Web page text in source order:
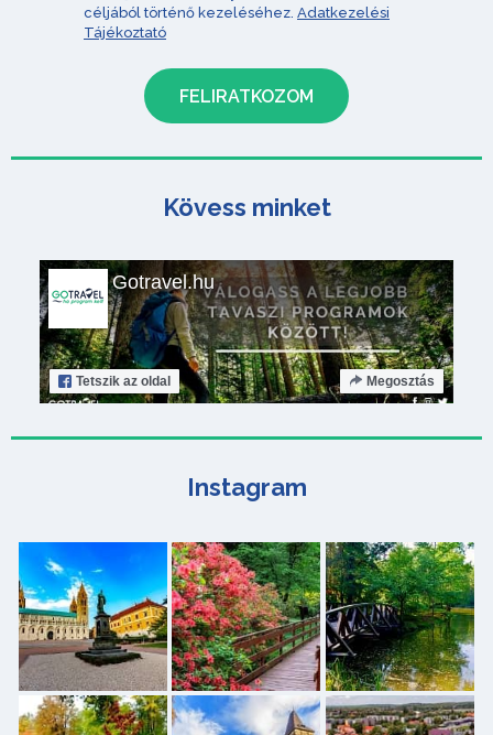
céljából történő kezeléséhez. Adatkezelési
Tájékoztató
Kövess minket
Gotravel.hu
Tetszik az oldal Megosztás
Instagram